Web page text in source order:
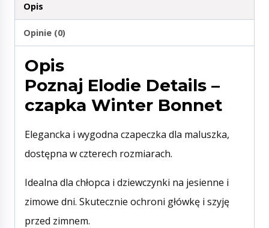
Opis
Opinie (0)
Opis
Poznaj Elodie Details –
czapka Winter Bonnet
Elegancka i wygodna czapeczka dla maluszka,
dostępna w czterech rozmiarach.
Idealna dla chłopca i dziewczynki na jesienne i
zimowe dni. Skutecznie ochroni główkę i szyję
przed zimnem.